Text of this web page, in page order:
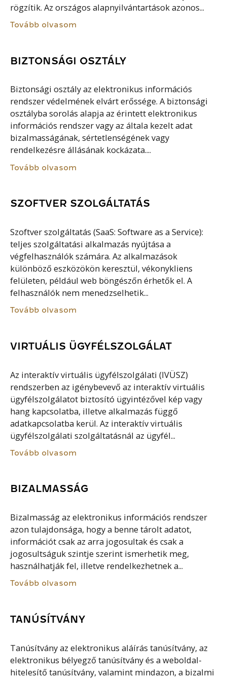
rögzítik. Az országos alapnyilvántartások azonos...
Tovább olvasom
BIZTONSÁGI OSZTÁLY
Biztonsági osztály az elektronikus információs
rendszer védelmének elvárt erőssége. A biztonsági
osztályba sorolás alapja az érintett elektronikus
információs rendszer vagy az általa kezelt adat
bizalmasságának, sértetlenségének vagy
rendelkezésre állásának kockázata....
Tovább olvasom
SZOFTVER SZOLGÁLTATÁS
Szoftver szolgáltatás (SaaS: Software as a Service):
teljes szolgáltatási alkalmazás nyújtása a
végfelhasználók számára. Az alkalmazások
különböző eszközökön keresztül, vékonykliens
felületen, például web böngészőn érhetők el. A
felhasználók nem menedzselhetik...
Tovább olvasom
VIRTUÁLIS ÜGYFÉLSZOLGÁLAT
Az interaktív virtuális ügyfélszolgálati (IVÜSZ)
rendszerben az igénybevevő az interaktív virtuális
ügyfélszolgálatot biztosító ügyintézővel kép vagy
hang kapcsolatba, illetve alkalmazás függő
adatkapcsolatba kerül. Az interaktív virtuális
ügyfélszolgálati szolgáltatásnál az ügyfél...
Tovább olvasom
BIZALMASSÁG
Bizalmasság az elektronikus információs rendszer
azon tulajdonsága, hogy a benne tárolt adatot,
információt csak az arra jogosultak és csak a
jogosultságuk szintje szerint ismerhetik meg,
használhatják fel, illetve rendelkezhetnek a...
Tovább olvasom
TANÚSÍTVÁNY
Tanúsítvány az elektronikus aláírás tanúsítvány, az
elektronikus bélyegző tanúsítvány és a weboldal-
hitelesítő tanúsítvány, valamint mindazon, a bizalmi